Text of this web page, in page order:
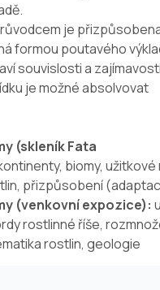
je
formou poutavého
souvislosti a
je možné absolvovat
(skleník Fata
biomy, užitkové
přizpůsobení
(venkovní expozice):
rostlinné říše,
rostlin, geologie